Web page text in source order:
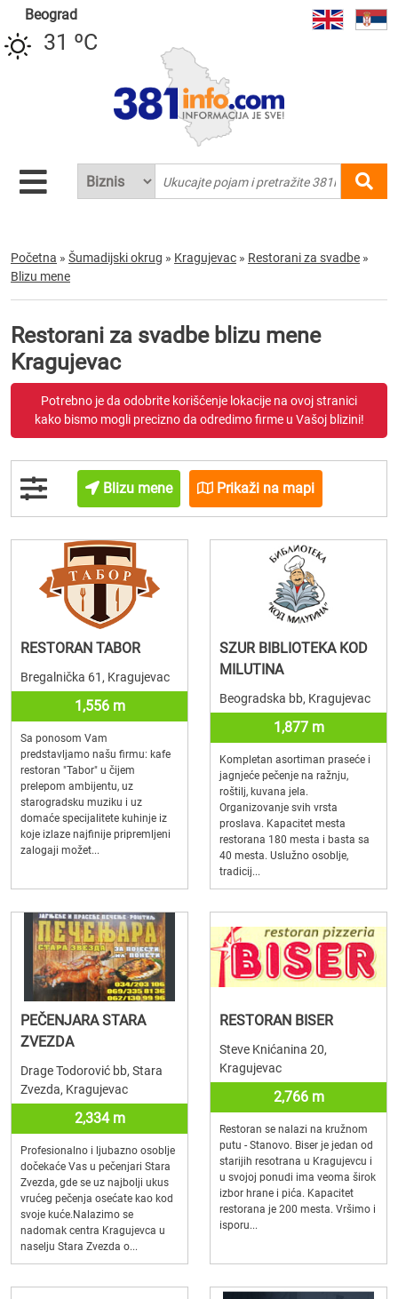
Beograd
31 ºC
Početna » Šumadijski okrug » Kragujevac » Restorani za svadbe »
Blizu mene
Restorani za svadbe blizu mene
Kragujevac
Potrebno je da odobrite korišćenje lokacije na ovoj stranici
kako bismo mogli precizno da odredimo firme u Vašoj blizini!
Blizu mene Prikaži na mapi
RESTORAN TABOR
Bregalnička 61, Kragujevac
1,556 m
Sa ponosom Vam
predstavljamo našu firmu: kafe
restoran "Tabor" u čijem
prelepom ambijentu, uz
starogradsku muziku i uz
domaće specijalitete kuhinje iz
koje izlaze najfinije pripremljeni
zalogaji možet...
SZUR BIBLIOTEKA KOD
MILUTINA
Beogradska bb, Kragujevac
1,877 m
Kompletan asortiman praseće i
jagnjeće pečenje na ražnju,
roštilj, kuvana jela.
Organizovanje svih vrsta
proslava. Kapacitet mesta
restorana 180 mesta i basta sa
40 mesta. Uslužno osoblje,
tradicij...
PEČENJARA STARA
ZVEZDA
Drage Todorović bb, Stara
Zvezda, Kragujevac
2,334 m
Profesionalno i ljubazno osoblje
dočekaće Vas u pečenjari Stara
Zvezda, gde se uz najbolji ukus
vrućeg pečenja osećate kao kod
svoje kuće.Nalazimo se
nadomak centra Kragujevca u
naselju Stara Zvezda o...
RESTORAN BISER
Steve Knićanina 20,
Kragujevac
2,766 m
Restoran se nalazi na kružnom
putu - Stanovo. Biser je jedan od
starijih resotrana u Kragujevcu i
u svojoj ponudi ima veoma širok
izbor hrane i pića. Kapacitet
restorana je 200 mesta. Vršimo i
isporu...